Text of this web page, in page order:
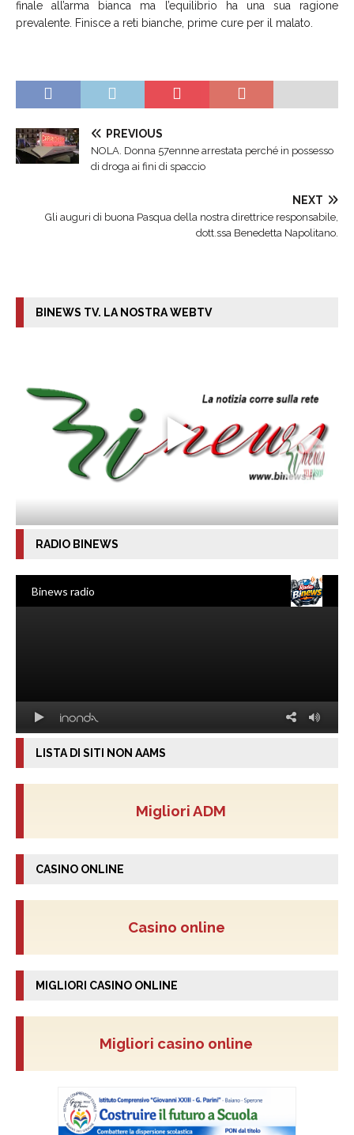
finale all’arma bianca ma l’equilibrio ha una sua ragione
prevalente. Finisce a reti bianche, prime cure per il malato.
PREVIOUS
NOLA. Donna 57ennne arrestata perché in possesso
di droga ai fini di spaccio
NEXT
Gli auguri di buona Pasqua della nostra direttrice responsabile,
dott.ssa Benedetta Napolitano.
BINEWS TV. LA NOSTRA WEBTV
RADIO BINEWS
LISTA DI SITI NON AAMS
Migliori ADM
CASINO ONLINE
Casino online
MIGLIORI CASINO ONLINE
Migliori casino online